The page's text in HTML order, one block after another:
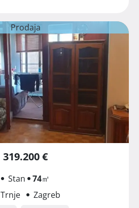
Prodaja
319.200 €
Stan 74㎡
Trnje
Zagreb